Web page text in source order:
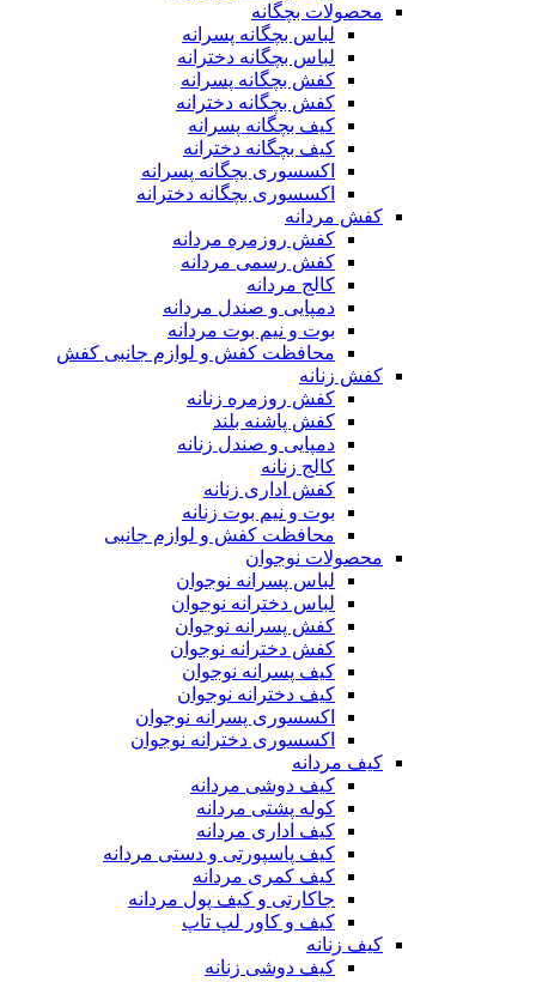
محصولات بچگانه
لباس بچگانه پسرانه
لباس بچگانه دخترانه
کفش بچگانه پسرانه
کفش بچگانه دخترانه
کیف بچگانه پسرانه
کیف بچگانه دخترانه
اکسسوری بچگانه پسرانه
اکسسوری بچگانه دخترانه
کفش مردانه
کفش روزمره مردانه
کفش رسمی مردانه
کالج مردانه
دمپایی و صندل مردانه
بوت و نیم بوت مردانه
محافظت کفش و لوازم جانبی کفش
کفش زنانه
کفش روزمره زنانه
کفش پاشنه بلند
دمپایی و صندل زنانه
کالج زنانه
کفش اداری زنانه
بوت و نیم بوت زنانه
محافظت کفش و لوازم جانبی
محصولات نوجوان
لباس پسرانه نوجوان
لباس دخترانه نوجوان
کفش پسرانه نوجوان
کفش دخترانه نوجوان
کیف پسرانه نوجوان
کیف دخترانه نوجوان
اکسسوری پسرانه نوجوان
اکسسوری دخترانه نوجوان
کیف مردانه
کیف دوشی مردانه
کوله پشتی مردانه
کیف اداری مردانه
کیف پاسپورتی و دستی مردانه
کیف کمری مردانه
جاکارتی و کیف پول مردانه
کیف و کاور لپ تاپ
کیف زنانه
کیف دوشی زنانه